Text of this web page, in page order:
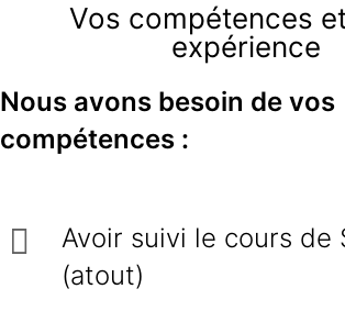
Vos compétences
expérience
Nous avons besoin de vos
compétences :
Avoir suivi le cours de
(atout)